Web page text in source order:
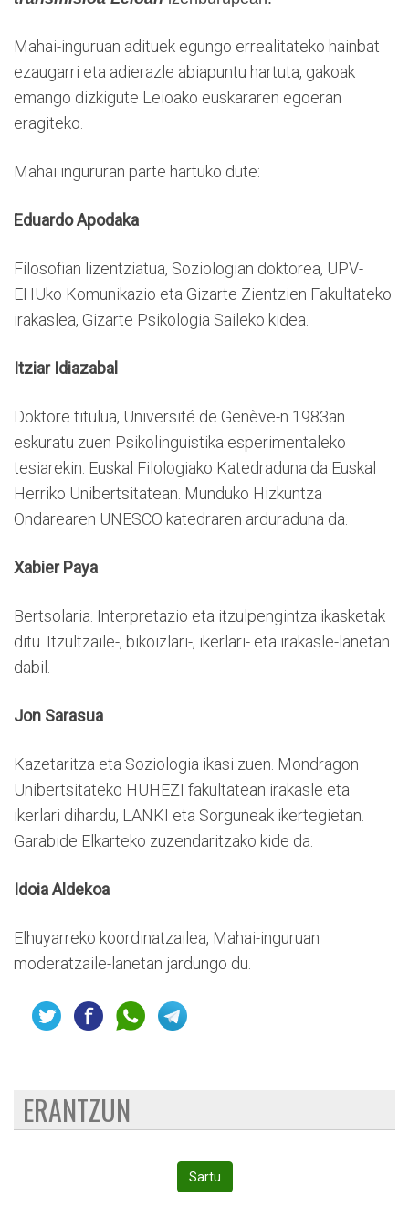
Mahai-inguruan adituek egungo errealitateko hainbat
ezaugarri eta adierazle abiapuntu hartuta, gakoak
emango dizkigute Leioako euskararen egoeran
eragiteko.
Mahai ingururan parte hartuko dute:
Eduardo Apodaka
Filosofian lizentziatua, Soziologian doktorea, UPV-
EHUko Komunikazio eta Gizarte Zientzien Fakultateko
irakaslea, Gizarte Psikologia Saileko kidea.
Itziar Idiazabal
Doktore titulua, Université de Genève-n 1983an
eskuratu zuen Psikolinguistika esperimentaleko
tesiarekin. Euskal Filologiako Katedraduna da Euskal
Herriko Unibertsitatean. Munduko Hizkuntza
Ondarearen UNESCO katedraren arduraduna da.
Xabier Paya
Bertsolaria. Interpretazio eta itzulpengintza ikasketak
ditu. Itzultzaile-, bikoizlari-, ikerlari- eta irakasle-lanetan
dabil.
Jon Sarasua
Kazetaritza eta Soziologia ikasi zuen. Mondragon
Unibertsitateko HUHEZI fakultatean irakasle eta
ikerlari dihardu, LANKI eta Sorguneak ikertegietan.
Garabide Elkarteko zuzendaritzako kide da.
Idoia Aldekoa
Elhuyarreko koordinatzailea, Mahai-inguruan
moderatzaile-lanetan jardungo du.
ERANTZUN
Sartu